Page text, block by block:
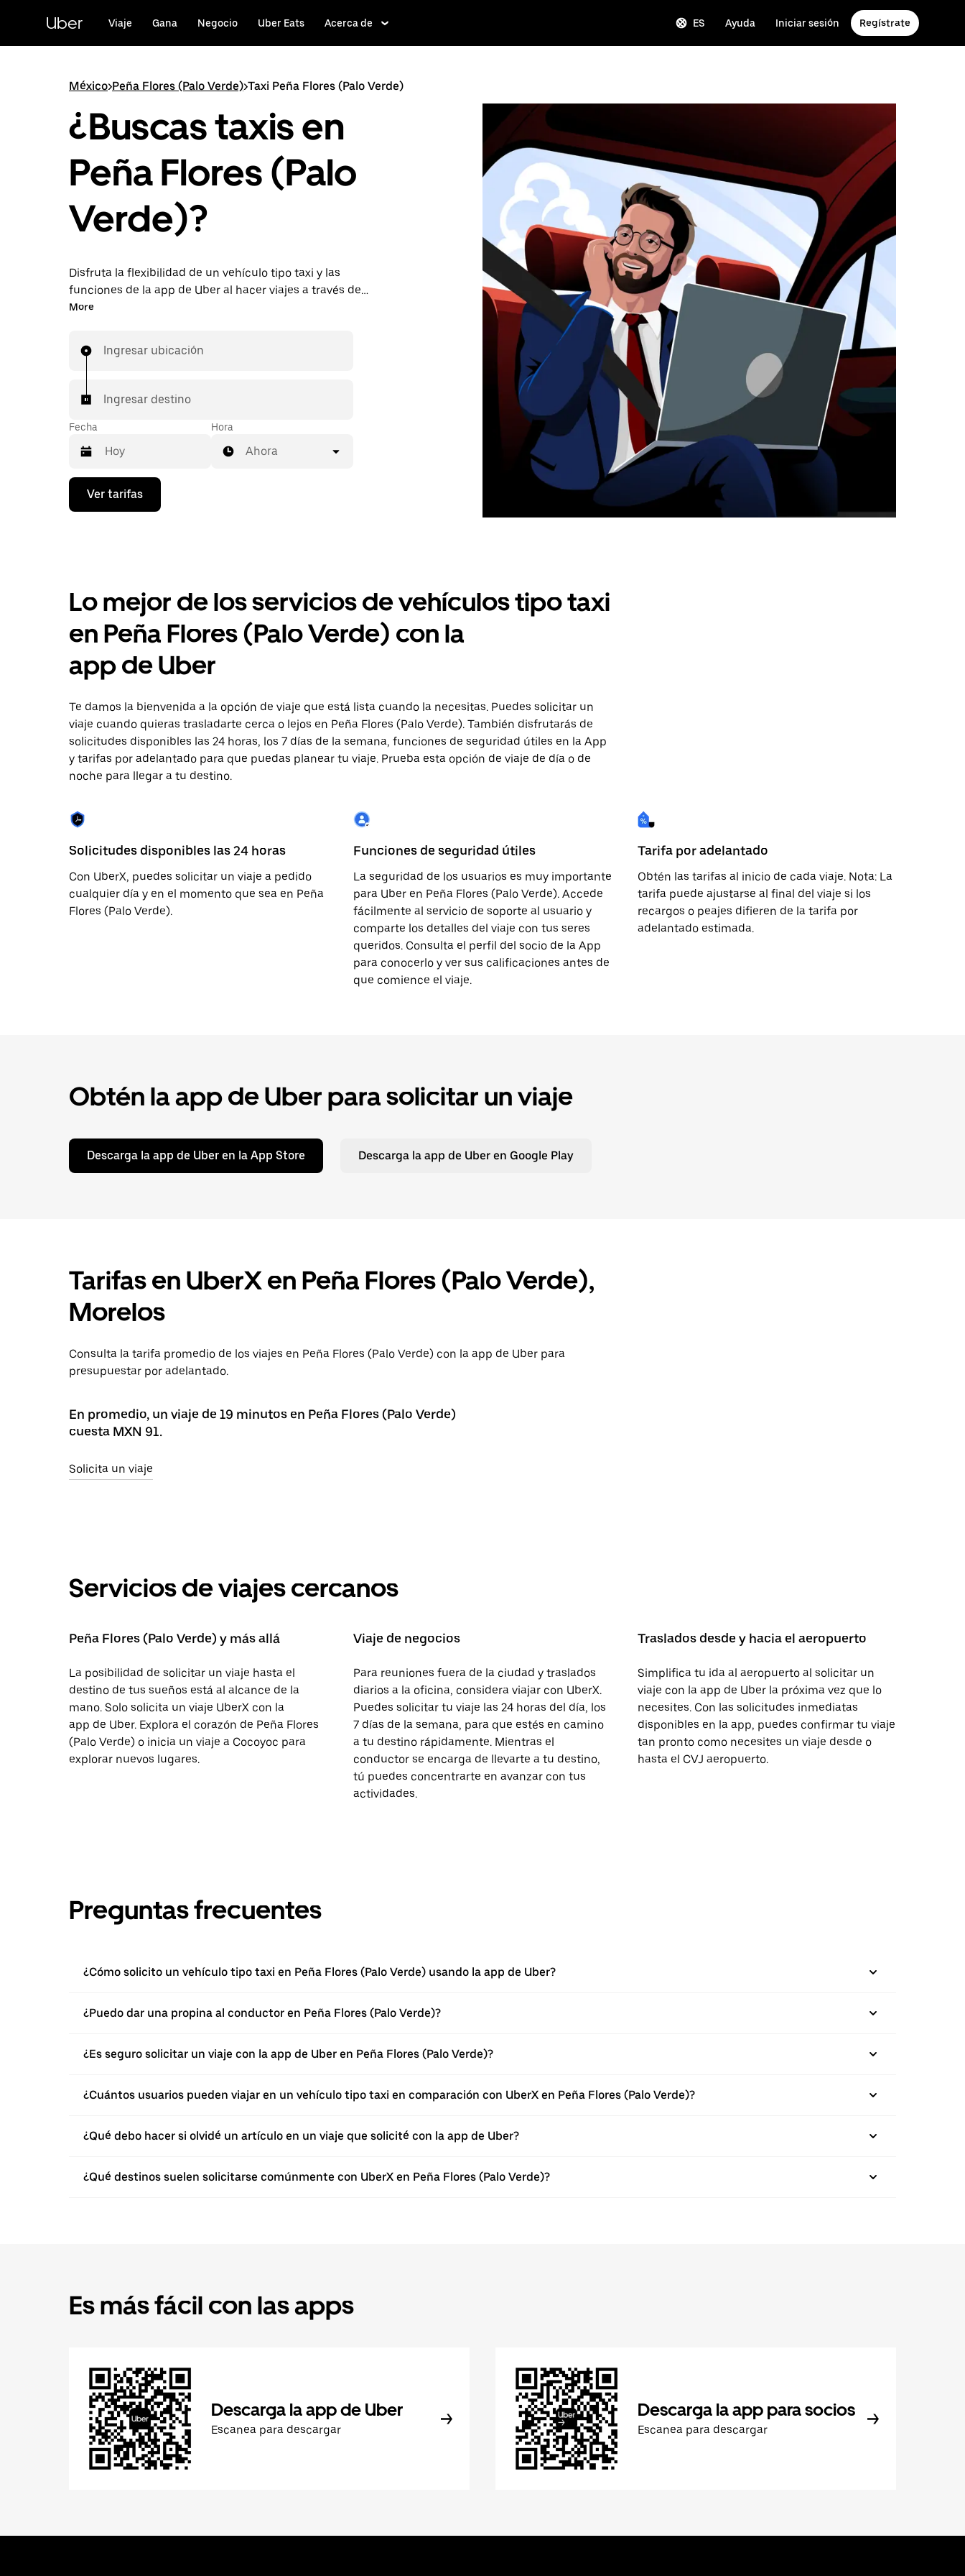
contenido
principal
Uber Viaje Gana Negocio Uber Eats Acerca de ES Ayuda Iniciar sesión Regístrate
México>Peña Flores (Palo Verde)>Taxi Peña Flores (Palo Verde)
¿Buscas taxis en
Peña Flores (Palo
Verde)?
Disfruta la flexibilidad de un vehículo tipo taxi y las
funciones de la app de Uber al hacer viajes a través de
UberX en Peña Flores (Palo Verde). Puedes solicitar viajes
app o en línea para conseguir tarifas por adelantado
económicas para cada viaje.
More
Ingresar ubicación
Ingresar destino
Fecha
Presiona
flecha
calendario
selecciona
una
Presiona
para
cerrar
el
calendario.
Hora
Ahora
Ver tarifas
Lo mejor de los servicios de vehículos tipo taxi
en Peña Flores (Palo Verde) con la
app de Uber
Te damos la bienvenida a la opción de viaje que está lista cuando la necesitas. Puedes solicitar un
viaje cuando quieras trasladarte cerca o lejos en Peña Flores (Palo Verde). También disfrutarás de
solicitudes disponibles las 24 horas, los 7 días de la semana, funciones de seguridad útiles en la App
y tarifas por adelantado para que puedas planear tu viaje. Prueba esta opción de viaje de día o de
noche para llegar a tu destino.
Solicitudes disponibles las 24 horas
Con UberX, puedes solicitar un viaje a pedido
cualquier día y en el momento que sea en Peña
Flores (Palo Verde).
Funciones de seguridad útiles
La seguridad de los usuarios es muy importante
para Uber en Peña Flores (Palo Verde). Accede
fácilmente al servicio de soporte al usuario y
comparte los detalles del viaje con tus seres
queridos. Consulta el perfil del socio de la App
para conocerlo y ver sus calificaciones antes de
que comience el viaje.
Tarifa por adelantado
Obtén las tarifas al inicio de cada viaje. Nota: La
tarifa puede ajustarse al final del viaje si los
recargos o peajes difieren de la tarifa por
adelantado estimada.
Obtén la app de Uber para solicitar un viaje
Descarga la app de Uber en la App Store Descarga la app de Uber en Google Play
Tarifas en UberX en Peña Flores (Palo Verde),
Morelos
Consulta la tarifa promedio de los viajes en Peña Flores (Palo Verde) con la app de Uber para
presupuestar por adelantado.
En promedio, un viaje de 19 minutos en Peña Flores (Palo Verde)
cuesta MXN 91.
Solicita un viaje
Servicios de viajes cercanos
Peña Flores (Palo Verde) y más allá
La posibilidad de solicitar un viaje hasta el
destino de tus sueños está al alcance de la
mano. Solo solicita un viaje UberX con la
app de Uber. Explora el corazón de Peña Flores
(Palo Verde) o inicia un viaje a Cocoyoc para
explorar nuevos lugares.
Viaje de negocios
Para reuniones fuera de la ciudad y traslados
diarios a la oficina, considera viajar con UberX.
Puedes solicitar tu viaje las 24 horas del día, los
7 días de la semana, para que estés en camino
a tu destino rápidamente. Mientras el
conductor se encarga de llevarte a tu destino,
tú puedes concentrarte en avanzar con tus
actividades.
Traslados desde y hacia el aeropuerto
Simplifica tu ida al aeropuerto al solicitar un
viaje con la app de Uber la próxima vez que lo
necesites. Con las solicitudes inmediatas
disponibles en la app, puedes confirmar tu viaje
tan pronto como necesites un viaje desde o
hasta el CVJ aeropuerto.
Preguntas frecuentes
¿Cómo solicito un vehículo tipo taxi en Peña Flores (Palo Verde) usando la app de Uber?
¿Puedo dar una propina al conductor en Peña Flores (Palo Verde)?
¿Es seguro solicitar un viaje con la app de Uber en Peña Flores (Palo Verde)?
¿Cuántos usuarios pueden viajar en un vehículo tipo taxi en comparación con UberX en Peña Flores (Palo Verde)?
¿Qué debo hacer si olvidé un artículo en un viaje que solicité con la app de Uber?
¿Qué destinos suelen solicitarse comúnmente con UberX en Peña Flores (Palo Verde)?
Es más fácil con las apps
Descarga la app de Uber
Escanea para descargar
Descarga la app para socios
Escanea para descargar